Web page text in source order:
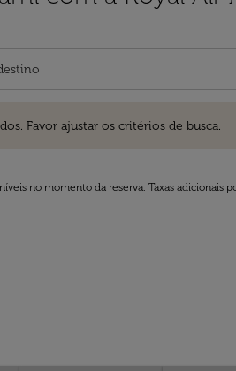
Favor ajustar os critérios de busca.
no momento da reserva. Taxas adicionais